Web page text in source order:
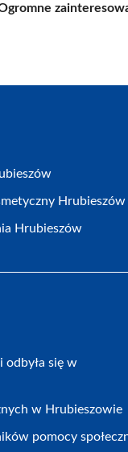
Hrubieszów
Hrubieszów
odbyła się w
w Hrubieszowie
pomocy